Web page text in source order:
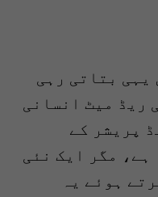
یہی بتاتی رہی
ریڈ میٹ انسانی
پریشر کے
ہے، مگر ایک نئی
ہوئے یہ